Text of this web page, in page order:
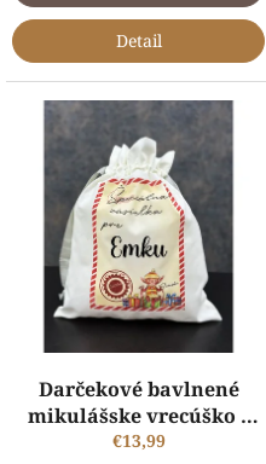
Detail
Darčekové bavlnené
mikulášske vrecúško s
menom - Špeciálna
€13,99